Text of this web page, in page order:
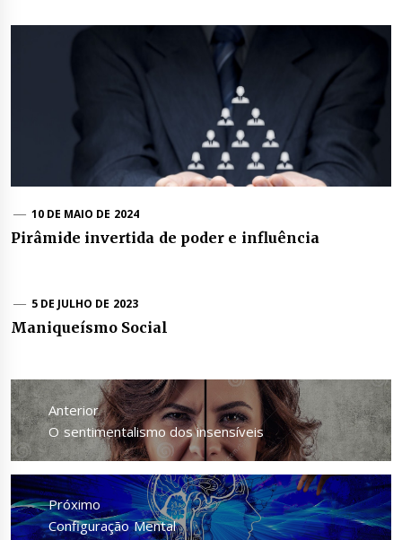
10 DE MAIO DE 2024
Pirâmide invertida de poder e influência
5 DE JULHO DE 2023
Maniqueísmo Social
Navegação
de
Post
Anterior
Anterior
O sentimentalismo dos insensíveis
Próximo
Próximo
Configuração Mental